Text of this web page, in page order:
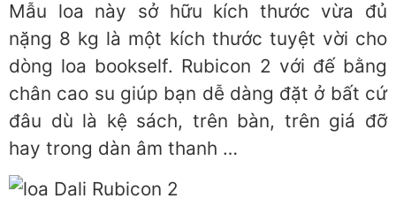
Mẫu loa này sở hữu kích thước vừa đủ
nặng 8 kg là một kích thước tuyệt vời cho
dòng loa bookself. Rubicon 2 với đế bằng
chân cao su giúp bạn dễ dàng đặt ở bất cứ
đâu dù là kệ sách, trên bàn, trên giá đỡ
hay trong dàn âm thanh …